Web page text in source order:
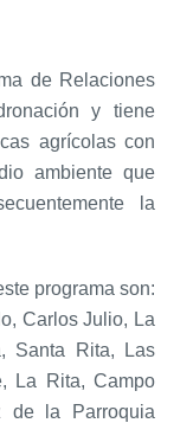
de Relaciones
y tiene
agrícolas con
ambiente que
la
programa son:
Carlos Julio, La
Santa Rita, Las
La Rita, Campo
de la Parroquia